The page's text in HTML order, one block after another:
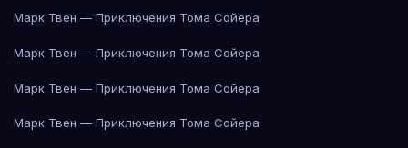
Марк Твен — Приключения Тома Сойера
Марк Твен — Приключения Тома Сойера
Марк Твен — Приключения Тома Сойера
Марк Твен — Приключения Тома Сойера